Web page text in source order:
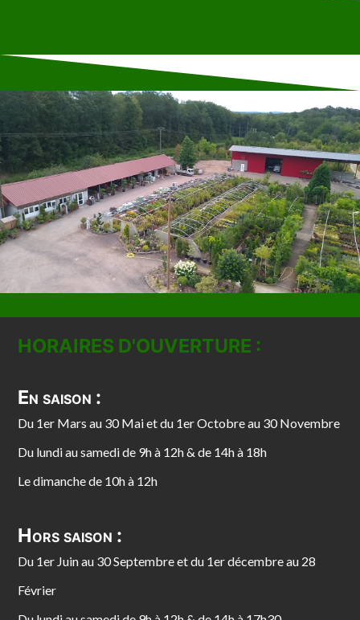
HORAIRES D'OUVERTURE :
En saison :
Du 1er Mars au 30 Mai et du 1er Octobre au 30 Novembre
Du lundi au samedi de 9h à 12h & de 14h à 18h
Le dimanche de 10h à 12h
Hors saison :
Du 1er Juin au 30 Septembre et du 1er décembre au 28
Février